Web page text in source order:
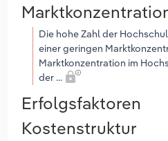
Die hohe Zahl der
einer geringen
Marktkonzentration im
der ...
Erfolgsfaktoren
Kostenstruktur